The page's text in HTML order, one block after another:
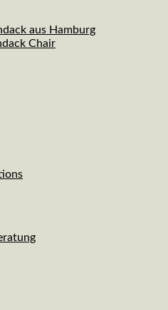
aus Hamburg
Chair